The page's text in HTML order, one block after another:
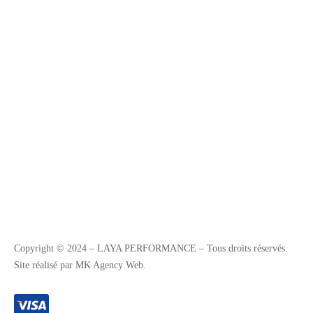
Copyright © 2024 – LAYA PERFORMANCE – Tous droits réservés.
Site réalisé par MK Agency Web.